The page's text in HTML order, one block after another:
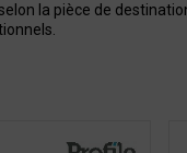
la pièce de